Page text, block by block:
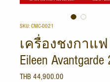
SKU: CMC-0021
เครื่องชงกาแฟ
Eileen Avantgarde
THB 44,900.00